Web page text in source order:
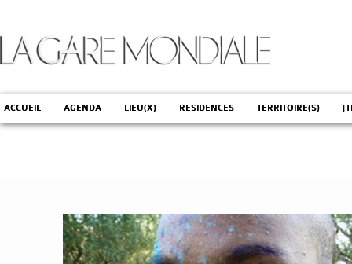
ACCUEIL AGENDA LIEU(X) RESIDENCES TERRITOIRE(S)